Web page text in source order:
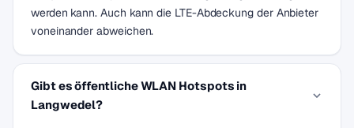
werden kann. Auch kann die LTE-Abdeckung der Anbieter
voneinander abweichen.
Gibt es öffentliche WLAN Hotspots in
Langwedel?